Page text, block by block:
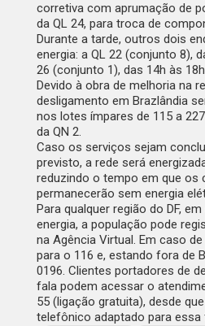
corretiva com aprumação de
da QL 24, para troca de
Durante a tarde, outros dois
energia: a QL 22 (conjunto 8),
26 (conjunto 1), das 14h às
Devido à obra de melhoria na
desligamento em Brazlândia
nos lotes ímpares de 115 a
da QN 2.
Caso os serviços sejam
previsto, a rede será
reduzindo o tempo em que os
permanecerão sem energia
Para qualquer região do DF,
energia, a população pode
na Agência Virtual. Em caso
para o 116 e, estando fora de
0196. Clientes portadores de
fala podem acessar o
55 (ligação gratuita), desde
telefônico adaptado para essa